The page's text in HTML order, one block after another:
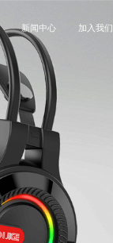
新闻中心 加入我们